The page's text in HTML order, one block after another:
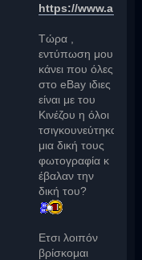
https://
Τώρα ,
εντύπωση μου
κάνει που όλες
στο eBay ιδιες
είναι με του
Κινέζου η όλοι
τσιγκουνεύτηκαν
μια δική τους
φωτογραφία κ
έβαλαν την
δική του?
Ετσι λοιπόν
βρίσκομαι